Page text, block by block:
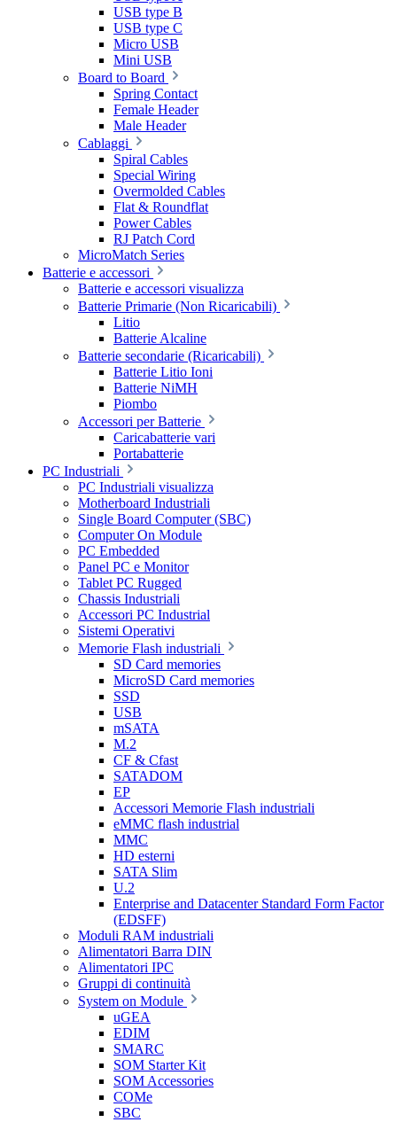
USB type B
USB type C
Micro USB
Mini USB
Board to Board
Spring Contact
Female Header
Male Header
Cablaggi
Spiral Cables
Special Wiring
Overmolded Cables
Flat & Roundflat
Power Cables
RJ Patch Cord
MicroMatch Series
Batterie e accessori
Batterie e accessori visualizza
Batterie Primarie (Non Ricaricabili)
Litio
Batterie Alcaline
Batterie secondarie (Ricaricabili)
Batterie Litio Ioni
Batterie NiMH
Piombo
Accessori per Batterie
Caricabatterie vari
Portabatterie
PC Industriali
PC Industriali visualizza
Motherboard Industriali
Single Board Computer (SBC)
Computer On Module
PC Embedded
Panel PC e Monitor
Tablet PC Rugged
Chassis Industriali
Accessori PC Industrial
Sistemi Operativi
Memorie Flash industriali
SD Card memories
MicroSD Card memories
SSD
USB
mSATA
M.2
CF & Cfast
SATADOM
EP
Accessori Memorie Flash industriali
eMMC flash industrial
MMC
HD esterni
SATA Slim
U.2
Enterprise and Datacenter Standard Form Factor
(EDSFF)
Moduli RAM industriali
Alimentatori Barra DIN
Alimentatori IPC
Gruppi di continuità
System on Module
uGEA
EDIM
SMARC
SOM Starter Kit
SOM Accessories
COMe
SBC